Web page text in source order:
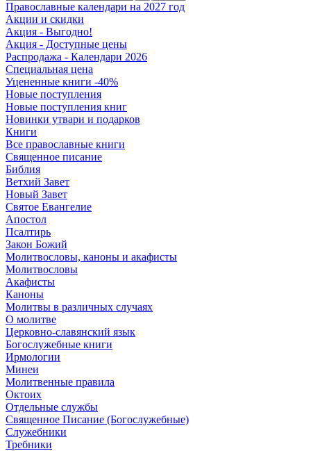
Православные календари на 2027 год
Акции и скидки
Акция - Выгодно!
Акция - Доступные цены
Распродажа - Календари 2026
Специальная цена
Уцененные книги -40%
Новые поступления
Новые поступления книг
Новинки утвари и подарков
Книги
Все православные книги
Священное писание
Библия
Ветхий Завет
Новый Завет
Святое Евангелие
Апостол
Псалтирь
Закон Божий
Молитвословы, каноны и акафисты
Молитвословы
Акафисты
Каноны
Молитвы в различных случаях
О молитве
Церковно-славянский язык
Богослужебные книги
Ирмологии
Минеи
Молитвенные правила
Октоих
Отдельные службы
Священное Писание (Богослужебные)
Служебники
Требники